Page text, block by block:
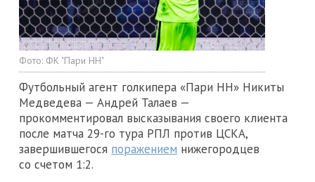
Фото: ФК "Пари НН"
Футбольный агент голкипера «Пари НН» Никиты
Медведева — Андрей Талаев —
прокомментировал высказывания своего клиента
после матча 29-го тура РПЛ против ЦСКА,
завершившегося поражением нижегородцев
со счетом 1:2.